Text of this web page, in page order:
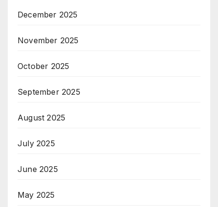
December 2025
November 2025
October 2025
September 2025
August 2025
July 2025
June 2025
May 2025